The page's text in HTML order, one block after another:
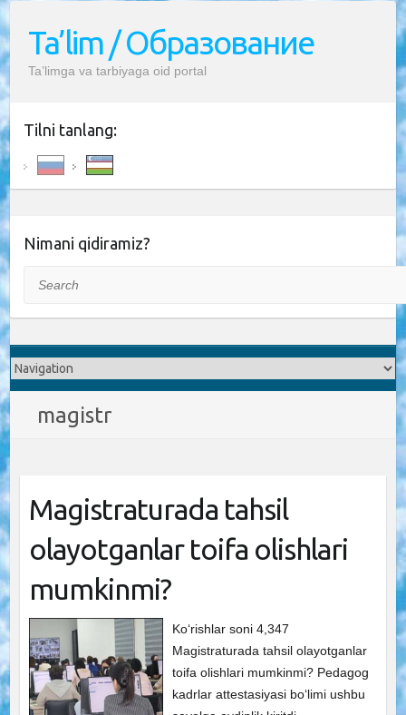
Ta’lim / Образование
Ta’limga va tarbiyaga oid portal
Tilni tanlang:
Nimani qidiramiz?
magistr
Magistraturada tahsil
olayotganlar toifa olishlari
mumkinmi?
Ko‘rishlar soni 4,347
Magistraturada tahsil olayotganlar
toifa olishlari mumkinmi? Pedagog
kadrlar attestasiyasi bo‘limi ushbu